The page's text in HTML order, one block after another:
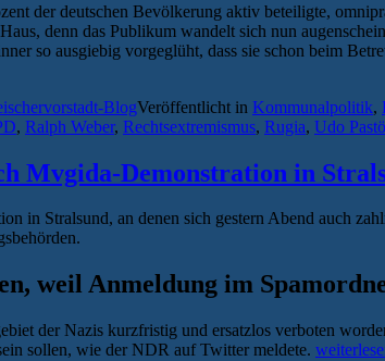
der deutschen Bevölkerung aktiv beteiligte,
denn das Publikum wandelt sich nun
so ausgiebig vorgeglüht, dass sie schon beim
BlogVeröffentlicht in Kommunalpolitik,
, Ralph Weber, Rechtsextremismus, Rugia, Udo
Mvgida-Demonstration in
in Stralsund, an denen sich gestern Abend auch
weil Anmeldung im
der Nazis kurzfristig und ersatzlos verboten
sollen, wie der NDR auf Twitter meldete. „EA